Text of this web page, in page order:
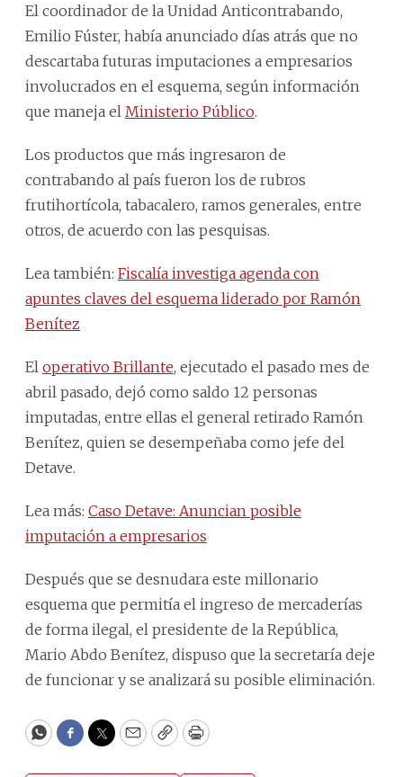
El coordinador de la Unidad Anticontrabando,
Emilio Fúster, había anunciado días atrás que no
descartaba futuras imputaciones a empresarios
involucrados en el esquema, según información
que maneja el Ministerio Público.
Los productos que más ingresaron de
contrabando al país fueron los de rubros
frutihortícola, tabacalero, ramos generales, entre
otros, de acuerdo con las pesquisas.
Lea también: Fiscalía investiga agenda con
apuntes claves del esquema liderado por Ramón
Benítez
El operativo Brillante, ejecutado el pasado mes de
abril pasado, dejó como saldo 12 personas
imputadas, entre ellas el general retirado Ramón
Benítez, quien se desempeñaba como jefe del
Detave.
Lea más: Caso Detave: Anuncian posible
imputación a empresarios
Después que se desnudara este millonario
esquema que permitía el ingreso de mercaderías
de forma ilegal, el presidente de la República,
Mario Abdo Benítez, dispuso que la secretaría deje
de funcionar y se analizará su posible eliminación.
WhatsApp
Facebook
Twitter
EmailCopyPrint